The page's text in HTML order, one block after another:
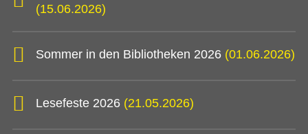
(15.06.2026)
Sommer in den Bibliotheken 2026 (01.06.2026)
Lesefeste 2026 (21.05.2026)